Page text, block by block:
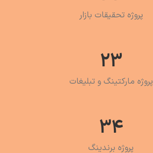
پروژه تحقیقات بازار
23
پروژه مارکتینگ و تبلیغات
34
پروژه برندینگ